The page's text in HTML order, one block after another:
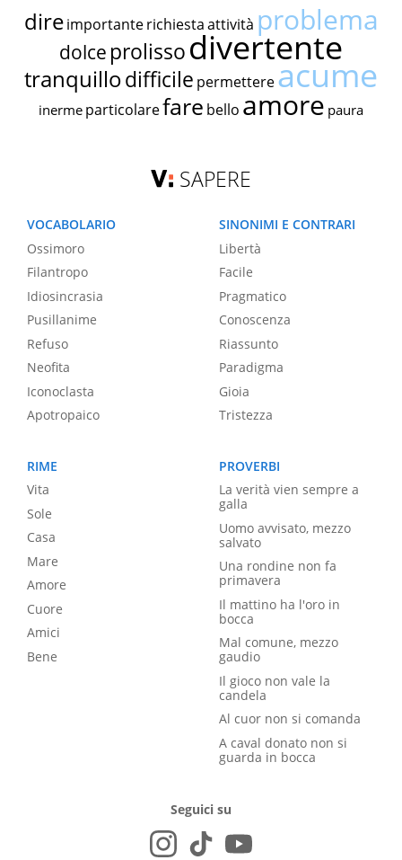
dire importante richiestaattività problema
dolce prolissodivertente
tranquillodifficile permettereacume
inerme particolarefare bello amore paura
SAPERE
VOCABOLARIO
Ossimoro
Filantropo
Idiosincrasia
Pusillanime
Refuso
Neofita
Iconoclasta
Apotropaico
SINONIMI E CONTRARI
Libertà
Facile
Pragmatico
Conoscenza
Riassunto
Paradigma
Gioia
Tristezza
RIME
Vita
Sole
Casa
Mare
Amore
Cuore
Amici
Bene
PROVERBI
La verità vien sempre a
galla
Uomo avvisato, mezzo
salvato
Una rondine non fa
primavera
Il mattino ha l'oro in
bocca
Mal comune, mezzo
gaudio
Il gioco non vale la
candela
Al cuor non si comanda
A caval donato non si
guarda in bocca
Seguici su